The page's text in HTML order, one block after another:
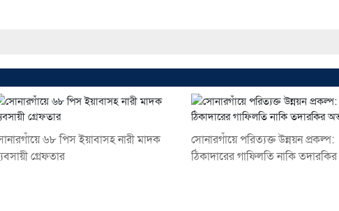
৬৮ পিস ইয়াবাসহ নারী মাদক
গ্রেফতার
সোনারগাঁয়ে পরিত্যক্ত উন্নয়ন প্রকল্প:
ঠিকাদারের গাফিলতি নাকি